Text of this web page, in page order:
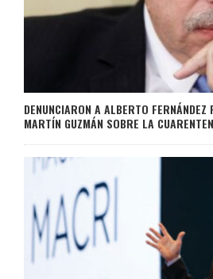
DENUNCIARON A ALBERTO FERNÁNDEZ
MARTÍN GUZMÁN SOBRE LA